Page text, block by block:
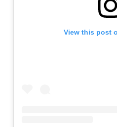
View this post